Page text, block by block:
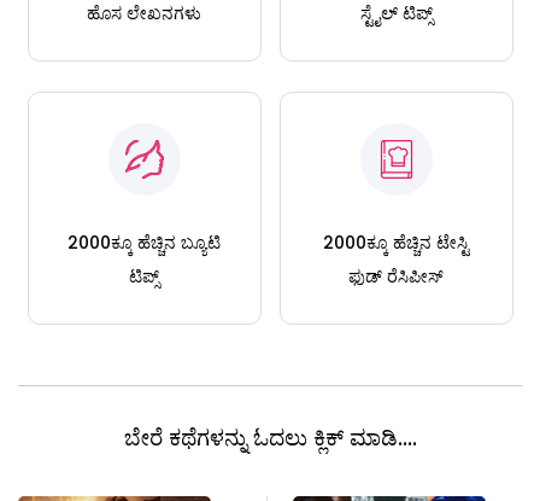
ಹೊಸ ಲೇಖನಗಳು
ಸ್ಟೈಲ್ ಟಿಪ್ಸ್
2000ಕ್ಕೂ ಹೆಚ್ಚಿನ ಬ್ಯೂಟಿ
ಟಿಪ್ಸ್
2000ಕ್ಕೂ ಹೆಚ್ಚಿನ ಟೇಸ್ಟಿ
ಫುಡ್ ರೆಸಿಪೀಸ್
ಬೇರೆ ಕಥೆಗಳನ್ನು ಓದಲು ಕ್ಲಿಕ್ ಮಾಡಿ....